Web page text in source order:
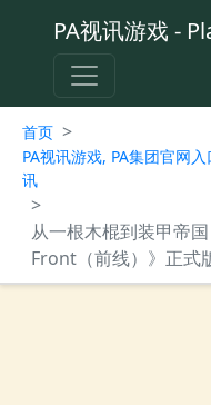
PA视讯游戏 -
首页 >
PA视讯游戏, PA集团官网
讯
>
从一根木棍到装甲帝
Front（前线）》正式